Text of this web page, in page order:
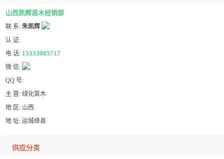
山西凯辉苗木经销部
联 系: 朱凯辉
认 证:
电 话: 15333085717
微 信:
QQ 号:
主 营: 绿化苗木
地 区: 山西
地 址: 运城绛县
供应分类